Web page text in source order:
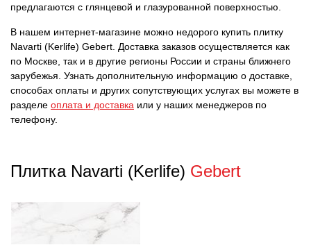
предлагаются с глянцевой и глазурованной поверхностью.
В нашем интернет-магазине можно недорого купить плитку
Navarti (Kerlife) Gebert. Доставка заказов осуществляется как
по Москве, так и в другие регионы России и страны ближнего
зарубежья. Узнать дополнительную информацию о доставке,
способах оплаты и других сопутствующих услугах вы можете в
разделе оплата и доставка или у наших менеджеров по
телефону.
Плитка Navarti (Kerlife) Gebert